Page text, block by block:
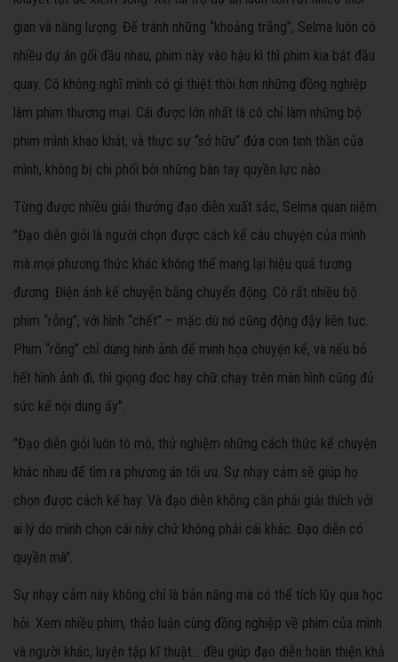
gian và năng lượng. Để tránh những “khoảng trắng”, Selma luôn có
nhiều dự án gối đầu nhau, phim này vào hậu kì thì phim kia bắt đầu
quay. Cô không nghĩ mình có gì thiệt thòi hơn những đồng nghiệp
làm phim thương mại. Cái được lớn nhất là cô chỉ làm những bộ
phim mình khao khát, và thực sự “sở hữu” đứa con tinh thần của
mình, không bị chi phối bởi những bàn tay quyền lực nào.
Từng được nhiều giải thưởng đạo diễn xuất sắc, Selma quan niệm:
"Đạo diễn giỏi là người chọn được cách kể câu chuyện của mình
mà mọi phương thức khác không thể mang lại hiệu quả tương
đương. Điện ảnh kể chuyện bằng chuyển động. Có rất nhiều bộ
phim “rỗng”, với hình “chết” – mặc dù nó cũng động đậy liên tục.
Phim “rỗng” chỉ dùng hình ảnh để minh họa chuyện kể, và nếu bỏ
hết hình ảnh đi, thì giọng đọc hay chữ chạy trên màn hình cũng đủ
sức kể nội dung ấy".
"Đạo diễn giỏi luôn tò mò, thử nghiệm những cách thức kể chuyện
khác nhau để tìm ra phương án tối ưu. Sự nhạy cảm sẽ giúp họ
chọn được cách kể hay. Và đạo diễn không cần phải giải thích với
ai lý do mình chọn cái này chứ không phải cái khác. Đạo diễn có
quyền mà".
Sự nhạy cảm này không chỉ là bản năng mà có thể tích lũy qua học
hỏi. Xem nhiều phim, thảo luận cùng đồng nghiệp về phim của mình
và người khác, luyện tập kĩ thuật… đều giúp đạo diễn hoàn thiện khả